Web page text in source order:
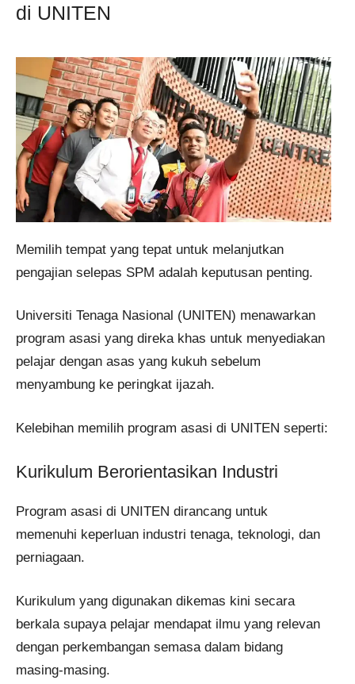
di UNITEN
Memilih tempat yang tepat untuk melanjutkan
pengajian selepas SPM adalah keputusan penting.
Universiti Tenaga Nasional (UNITEN) menawarkan
program asasi yang direka khas untuk menyediakan
pelajar dengan asas yang kukuh sebelum
menyambung ke peringkat ijazah.
Kelebihan memilih program asasi di UNITEN seperti:
Kurikulum Berorientasikan Industri
Program asasi di UNITEN dirancang untuk
memenuhi keperluan industri tenaga, teknologi, dan
perniagaan.
Kurikulum yang digunakan dikemas kini secara
berkala supaya pelajar mendapat ilmu yang relevan
dengan perkembangan semasa dalam bidang
masing-masing.